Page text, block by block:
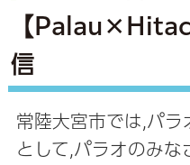
【
信
常陸大宮市では,パラ
として,パラオのみな